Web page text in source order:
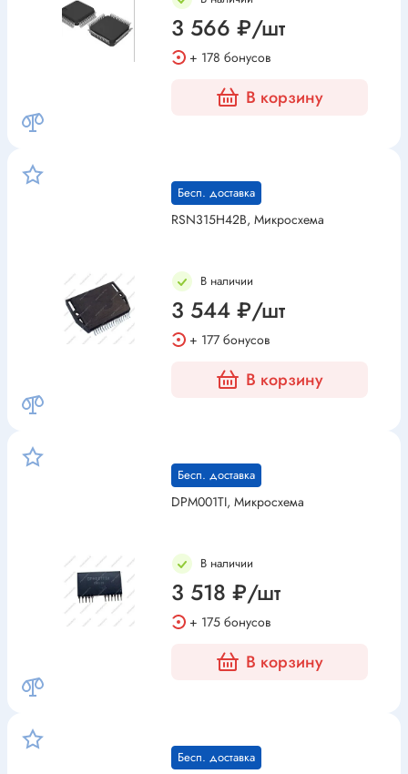
3 566 ₽/шт
+ 178 бонусов
В корзину
Бесп. доставка
RSN315H42B, Микросхема
В наличии
3 544 ₽/шт
+ 177 бонусов
В корзину
Бесп. доставка
DPM001TI, Микросхема
В наличии
3 518 ₽/шт
+ 175 бонусов
В корзину
Бесп. доставка